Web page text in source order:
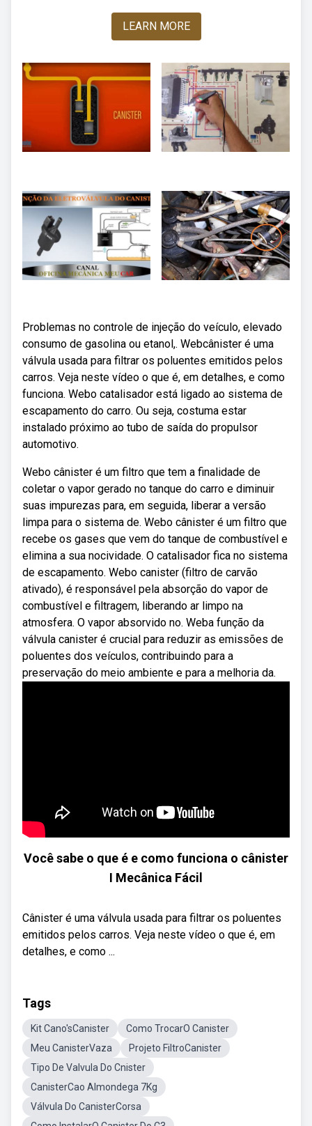
LEARN MORE
Problemas no controle de injeção do veículo, elevado
consumo de gasolina ou etanol,. Webcânister é uma
válvula usada para filtrar os poluentes emitidos pelos
carros. Veja neste vídeo o que é, em detalhes, e como
funciona. Webo catalisador está ligado ao sistema de
escapamento do carro. Ou seja, costuma estar
instalado próximo ao tubo de saída do propulsor
automotivo.
Webo cânister é um filtro que tem a finalidade de
coletar o vapor gerado no tanque do carro e diminuir
suas impurezas para, em seguida, liberar a versão
limpa para o sistema de. Webo cânister é um filtro que
recebe os gases que vem do tanque de combustível e
elimina a sua nocividade. O catalisador fica no sistema
de escapamento. Webo canister (filtro de carvão
ativado), é responsável pela absorção do vapor de
combustível e filtragem, liberando ar limpo na
atmosfera. O vapor absorvido no. Weba função da
válvula canister é crucial para reduzir as emissões de
poluentes dos veículos, contribuindo para a
preservação do meio ambiente e para a melhoria da.
Você sabe o que é e como funciona o cânister
I Mecânica Fácil
Cânister é uma válvula usada para filtrar os poluentes
emitidos pelos carros. Veja neste vídeo o que é, em
detalhes, e como ...
Tags
Kit Cano'sCanister
Como TrocarO Canister
Meu CanisterVaza
Projeto FiltroCanister
Tipo De Valvula Do Cnister
CanisterCao Almondega 7Kg
Válvula Do CanisterCorsa